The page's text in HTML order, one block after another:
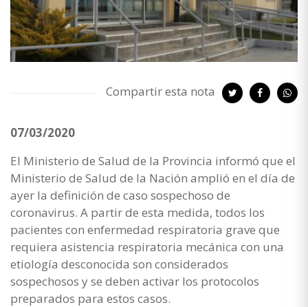
Compartir esta nota
07/03/2020
El Ministerio de Salud de la Provincia informó que el
Ministerio de Salud de la Nación amplió en el día de
ayer la definición de caso sospechoso de
coronavirus. A partir de esta medida, todos los
pacientes con enfermedad respiratoria grave que
requiera asistencia respiratoria mecánica con una
etiología desconocida son considerados
sospechosos y se deben activar los protocolos
preparados para estos casos.